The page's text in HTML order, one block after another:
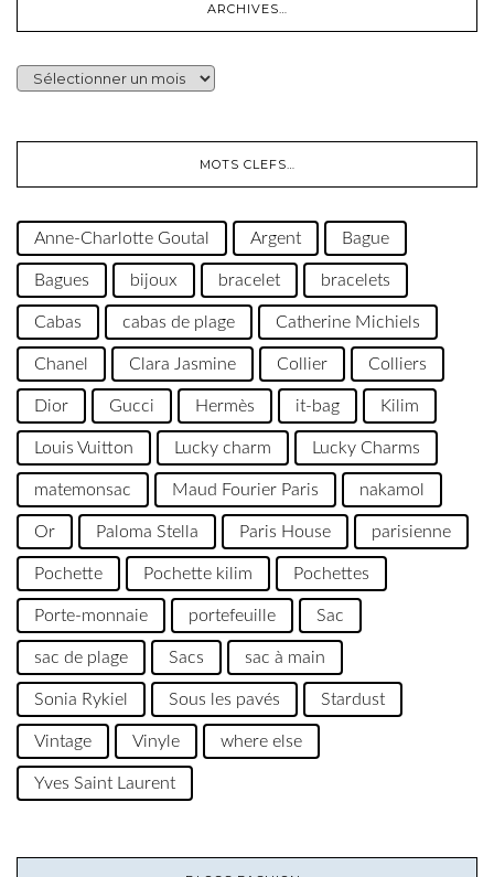
ARCHIVES…
ARCHIVES…
MOTS CLEFS…
Anne-Charlotte Goutal Argent Bague
Bagues bijoux bracelet bracelets
Cabas cabas de plage Catherine Michiels
Chanel Clara Jasmine Collier Colliers
Dior Gucci Hermès it-bag Kilim
Louis Vuitton Lucky charm Lucky Charms
matemonsac Maud Fourier Paris nakamol
Or Paloma Stella Paris House parisienne
Pochette Pochette kilim Pochettes
Porte-monnaie portefeuille Sac
sac de plage Sacs sac à main
Sonia Rykiel Sous les pavés Stardust
Vintage Vinyle where else
Yves Saint Laurent